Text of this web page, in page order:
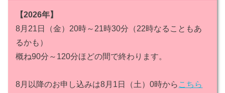
【2026年】
8月21日（金）20時～21時30分（22時なることもあ
るかも）
概ね90分～120分ほどの間で終わります。
8月以降のお申し込みは8月1日（土）0時から こちら